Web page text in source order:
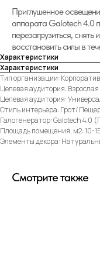
Приглушенное
аппарата Galotech 4.0
перезагрузиться, снять
восстановить силы в
Характеристики
Характеристики
Тип организации:
Целевая аудитория: Взрослая
Целевая аудитория:
Стиль интерьера: Грот/
Галогенератор: Galotech 4.0
Площадь помещения, м2: 10-
Элементы декора:
Смотрите также